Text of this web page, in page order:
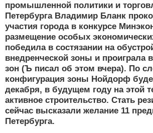
промышленной политики и
Петербурга Владимир Бланк
участия города в конкурсе
размещение особых
победила в состязании на
внедренческой зоны и
зон (Ъ писал об этом вчера). По
конфигурация зоны Нойдорф
декабря, в будущем году на этой
активное строительство. Стать
сейчас высказали желание 11
Петербурга.